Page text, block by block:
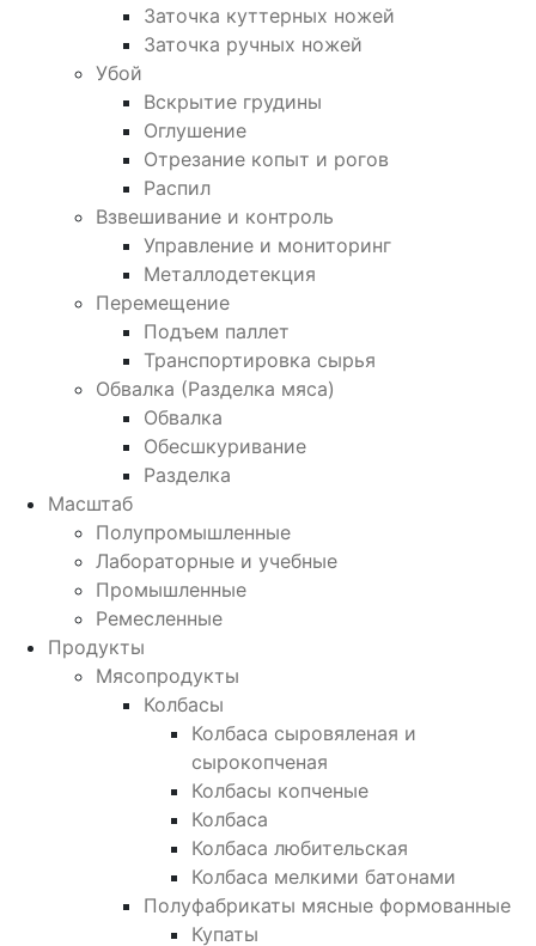
Заточка куттерных ножей
Заточка ручных ножей
Убой
Вскрытие грудины
Оглушение
Отрезание копыт и рогов
Распил
Взвешивание и контроль
Управление и мониторинг
Металлодетекция
Перемещение
Подъем паллет
Транспортировка сырья
Обвалка (Разделка мяса)
Обвалка
Обесшкуривание
Разделка
Масштаб
Полупромышленные
Лабораторные и учебные
Промышленные
Ремесленные
Продукты
Мясопродукты
Колбасы
Колбаса сыровяленая и
сырокопченая
Колбасы копченые
Колбаса
Колбаса любительская
Колбаса мелкими батонами
Полуфабрикаты мясные формованные
Купаты